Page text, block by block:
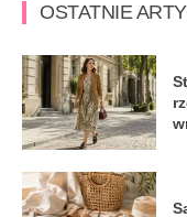
OSTATNIE